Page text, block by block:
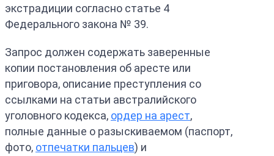
экстрадиции согласно статье 4
Федерального закона № 39.
Запрос должен содержать заверенные
копии постановления об аресте или
приговора, описание преступления со
ссылками на статьи австралийского
уголовного кодекса, ордер на арест,
полные данные о разыскиваемом (паспорт,
фото, отпечатки пальцев) и